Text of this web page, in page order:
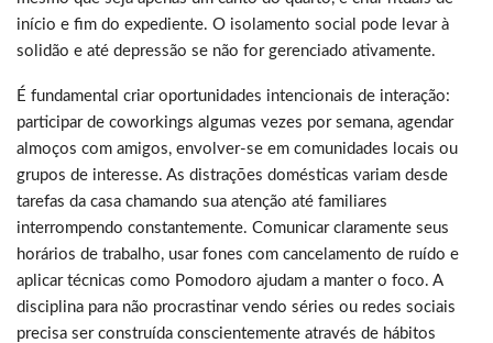
início e fim do expediente. O isolamento social pode levar à
solidão e até depressão se não for gerenciado ativamente.
É fundamental criar oportunidades intencionais de interação:
participar de coworkings algumas vezes por semana, agendar
almoços com amigos, envolver-se em comunidades locais ou
grupos de interesse. As distrações domésticas variam desde
tarefas da casa chamando sua atenção até familiares
interrompendo constantemente. Comunicar claramente seus
horários de trabalho, usar fones com cancelamento de ruído e
aplicar técnicas como Pomodoro ajudam a manter o foco. A
disciplina para não procrastinar vendo séries ou redes sociais
precisa ser construída conscientemente através de hábitos